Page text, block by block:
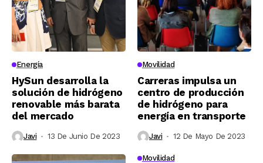
Energía
HySun desarrolla la
solución de hidrógeno
renovable más barata
del mercado
Javi 13 De Junio De 2023
Movilidad
Carreras impulsa un
centro de producción
de hidrógeno para
energía en transporte
Javi 12 De Mayo De 2023
Movilidad